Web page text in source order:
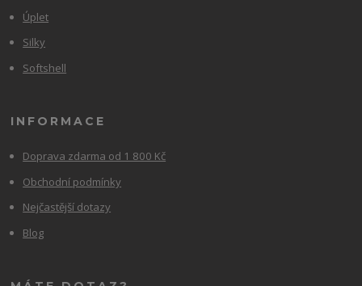
Úplet
Silky
Softshell
INFORMACE
Doprava zdarma od 1 800 Kč
Obchodní podmínky
Nejčastější dotazy
Blog